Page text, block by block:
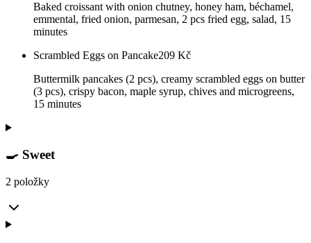
Baked croissant with onion chutney, honey ham, béchamel,
emmental, fried onion, parmesan, 2 pcs fried egg, salad, 15
minutes
Scrambled Eggs on Pancake209 Kč
Buttermilk pancakes (2 pcs), creamy scrambled eggs on butter
(3 pcs), crispy bacon, maple syrup, chives and microgreens,
15 minutes
🍳 Sweet
2 položky